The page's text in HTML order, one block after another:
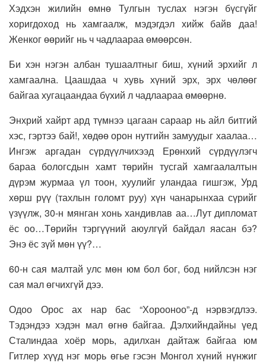
Хэдхэн жилийн өмнө Тулгын туслах нэгэн бүсгүйг
хоригдоход нь хамгаалж, мэдэгдэл хийж байв даа!
Женког өөрийг нь ч чадлаараа өмөөрсөн.
Би хэн нэгэн албан тушаалтныг биш, хүний эрхийг л
хамгаална. Цаашдаа ч хувь хүний эрх, эрх чөлөөг
байгаа хугацаандаа бүхий л чадлаараа өмөөрнө.
Энхрий хайрт ард түмнээ цагаан сараар нь айл битгий
хэс, гэртээ бай!, хөдөө орон нутгийн замуудыг хаалаа…
Ингэж аргадан сүрдүүлчихээд Ерөнхий сүрдүүлэгч
бараа бологсдын хамт төрийн тусгай хамгаалалтын
дүрэм журмаа үл тоон, хуулийг уландаа гишгэж, Урд
хөрш рүү (тахлын голомт руу) хүн чанарынхаа сүрийг
үзүүлж, 30-н мянган хонь хандивлав аа…Лут дипломат
ёс оо…Төрийн тэргүүний аюулгүй байдал яасан бэ?
Энэ ёс зүй мөн үү?…
60-н сая малтай улс мөн юм бол бог, бод нийлсэн нэг
сая мал өгчихгүй дээ.
Одоо Орос ах нар бас “Хорооноо”-д нэрвэгдлээ.
Тэдэндээ хэдэн мал өгнө байгаа. Дэлхийндайны үед
Сталиндаа хоёр морь, адилхан дайтаж байгаа юм
Гитлер хүүд нэг морь өгье гэсэн Монгол хүний нүнжиг